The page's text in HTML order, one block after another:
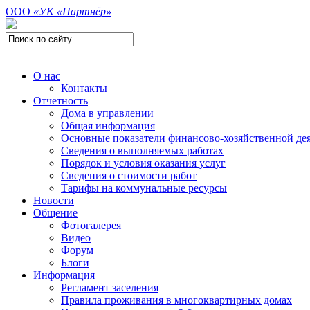
ООО «УК «Партнёр»
О нас
Контакты
Отчетность
Дома в управлении
Общая информация
Основные показатели финансово-хозяйственной
Сведения о выполняемых работах
Порядок и условия оказания услуг
Сведения о стоимости работ
Тарифы на коммунальные ресурсы
Новости
Общение
Фотогалерея
Видео
Форум
Блоги
Информация
Регламент заселения
Правила проживания в многоквартирных домах